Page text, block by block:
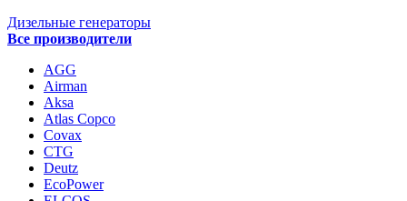
Дизельные генераторы
Все производители
AGG
Airman
Aksa
Atlas Copco
Covax
CTG
Deutz
EcoPower